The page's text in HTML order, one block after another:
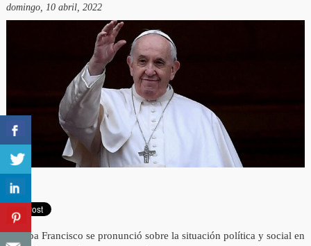
domingo, 10 abril, 2022
El papa Francisco se pronunció sobre la situación política y social en